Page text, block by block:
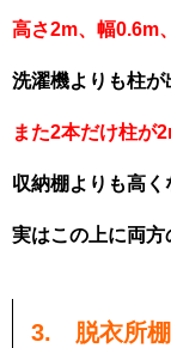
高さ2m、幅0.6m
洗濯機よりも柱が
また2本だけ柱が
収納棚よりも高く
実はこの上に両方
3. 脱衣所